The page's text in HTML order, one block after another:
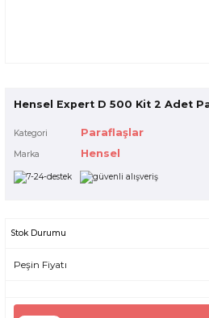
Hensel Expert D 500 Kit 2 Adet
Kategori Paraflaşlar
Marka Hensel
Stok Durumu
Peşin Fiyatı